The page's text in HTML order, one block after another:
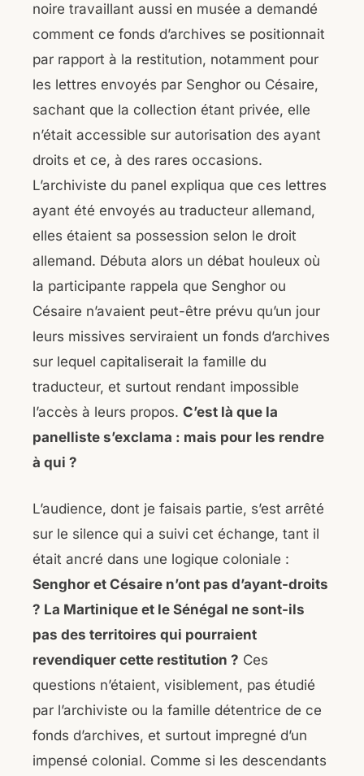
noire travaillant aussi en musée a demandé
comment ce fonds d’archives se positionnait
par rapport à la restitution, notamment pour
les lettres envoyés par Senghor ou Césaire,
sachant que la collection étant privée, elle
n’était accessible sur autorisation des ayant
droits et ce, à des rares occasions.
L’archiviste du panel expliqua que ces lettres
ayant été envoyés au traducteur allemand,
elles étaient sa possession selon le droit
allemand. Débuta alors un débat houleux où
la participante rappela que Senghor ou
Césaire n’avaient peut-être prévu qu’un jour
leurs missives serviraient un fonds d’archives
sur lequel capitaliserait la famille du
traducteur, et surtout rendant impossible
l’accès à leurs propos. C’est là que la
panelliste s’exclama : mais pour les rendre
à qui ?
L’audience, dont je faisais partie, s’est arrêté
sur le silence qui a suivi cet échange, tant il
était ancré dans une logique coloniale :
Senghor et Césaire n’ont pas d’ayant-droits
? La Martinique et le Sénégal ne sont-ils
pas des territoires qui pourraient
revendiquer cette restitution ? Ces
questions n’étaient, visiblement, pas étudié
par l’archiviste ou la famille détentrice de ce
fonds d’archives, et surtout impregné d’un
impensé colonial. Comme si les descendants